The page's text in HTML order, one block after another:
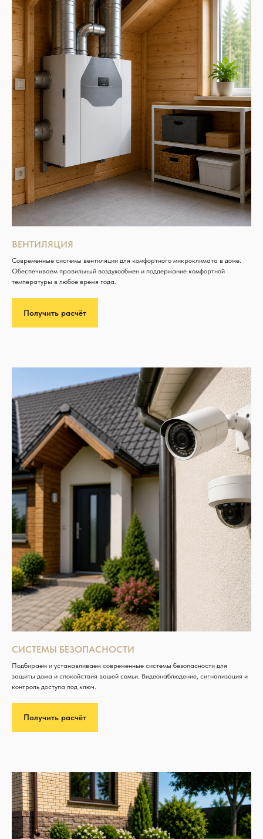
ВЕНТИЛЯЦИЯ
Современные системы вентиляции для комфортного микроклимата в доме.
Обеспечиваем правильный воздухообмен и поддержание комфортной
температуры в любое время года.
Получить расчёт
СИСТЕМЫ БЕЗОПАСНОСТИ
Подбираем и устанавливаем современные системы безопасности для
защиты дома и спокойствия вашей семьи. Видеонаблюдение, сигнализация и
контроль доступа под ключ.
Получить расчёт